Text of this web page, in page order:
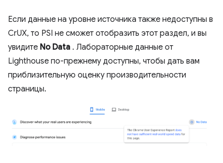
Если данные на уровне источника также недоступны в
CrUX, то PSI не сможет отобразить этот раздел, и вы
увидите No Data . Лабораторные данные от
Lighthouse по-прежнему доступны, чтобы дать вам
приблизительную оценку производительности
страницы.